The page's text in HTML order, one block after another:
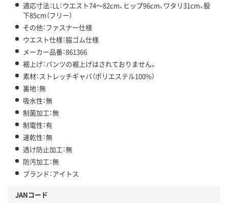
適応寸法：LL：ウエスト74～82cm、ヒップ96cm、ワタリ31cm、股
下85cm（フリー）
その他：ファスナー仕様
ウエスト仕様：脇ゴム仕様
メーカー品番：861366
裾上げ：パンツの裾上げはされておりません。
素材：ストレッチギャバ（ポリエステル100%）
裏地：無
吸水性：無
制菌加工：無
制電性：有
速乾性：無
透け防止加工：無
防汚加工：無
ブランド：アイトス
JANコード